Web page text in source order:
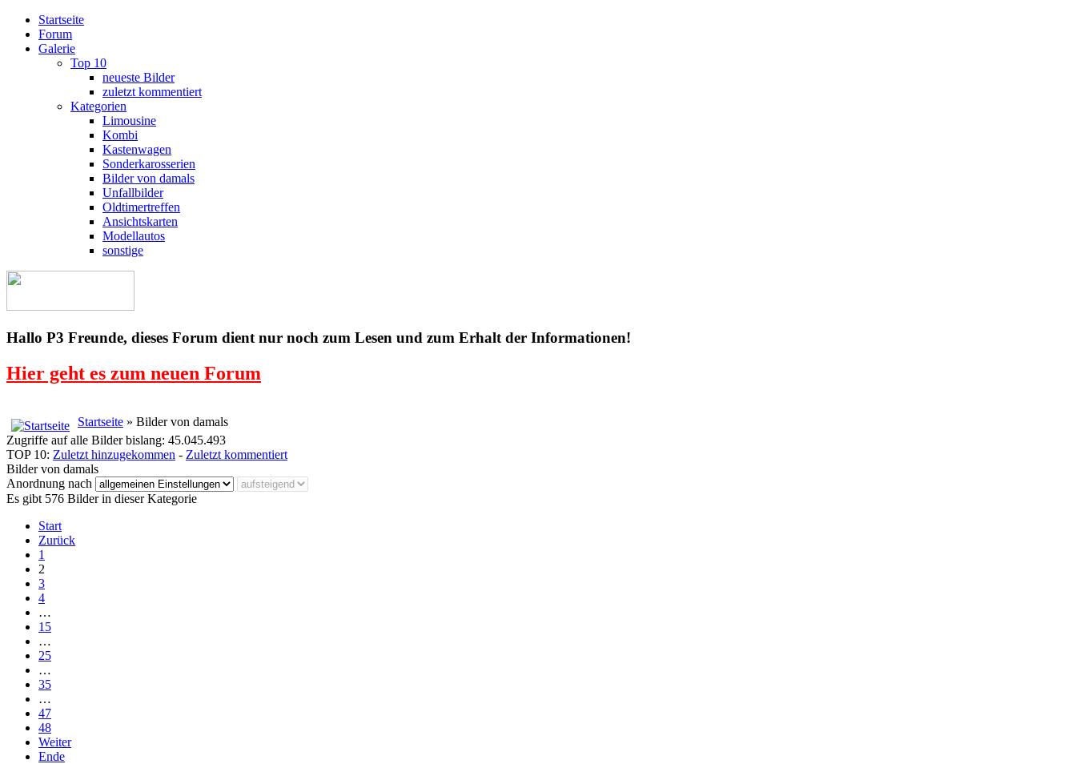
Startseite
Forum
Galerie
Top 10
neueste Bilder
zuletzt kommentiert
Kategorien
Limousine
Kombi
Kastenwagen
Sonderkarosserien
Bilder von damals
Unfallbilder
Oldtimertreffen
Ansichtskarten
Modellautos
sonstige
Hallo P3 Freunde, dieses Forum dient nur noch zum Lesen und zum Erhalt der Informationen!
Hier geht es zum neuen Forum
Startseite » Bilder von damals
Zugriffe auf alle Bilder bislang: 45.045.493
TOP 10: Zuletzt hinzugekommen - Zuletzt kommentiert
Bilder von damals
Anordnung nach
Es gibt 576 Bilder in dieser Kategorie
Start
Zurück
1
2
3
4
…
15
…
25
…
35
…
47
48
Weiter
Ende